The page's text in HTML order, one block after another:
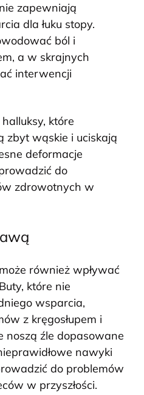
zapewniają
dla łuku stopy.
ból i
a w skrajnych
interwencji
które
zbyt wąskie i uciskają
deformacje
do
zdrowotnych w
również wpływać
które nie
wsparcia,
z kręgosłupem i
noszą źle dopasowane
nawyki
do problemów
w przyszłości.